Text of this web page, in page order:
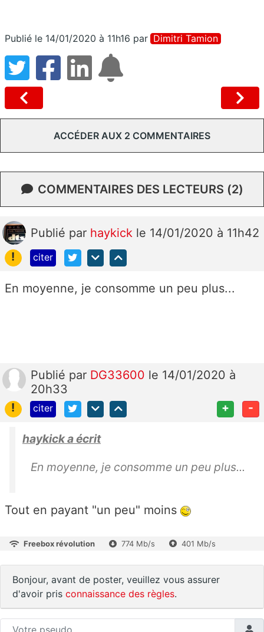
Publié le 14/01/2020 à 11h16 par Dimitri Tamion
ACCÉDER AUX 2 COMMENTAIRES
COMMENTAIRES DES LECTEURS (2)
Publié par haykick le 14/01/2020 à 11h42
!
citer
En moyenne, je consomme un peu plus...
Publié par DG33600 le 14/01/2020 à
20h33
!
citer + -
haykick a écrit
En moyenne, je consomme un peu plus...
Tout en payant "un peu" moins
Freebox révolution 774 Mb/s 401 Mb/s
Bonjour, avant de poster, veuillez vous assurer
d'avoir pris connaissance des règles.